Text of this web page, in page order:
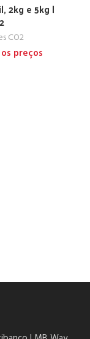
2kg e 5kg |
CO2
preços